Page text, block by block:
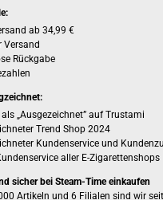
ab 34,99 €
Versand
Rückgabe
als „Ausgezeichnet” auf Trustami
Trend Shop 2024
Kundenservice und
aller E-Zigarettenshops
sicher bei Steam-Time einkaufen
Artikeln und 6 Filialen sind wir